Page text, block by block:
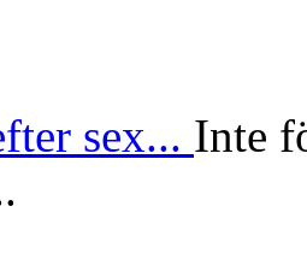
sex... Inte